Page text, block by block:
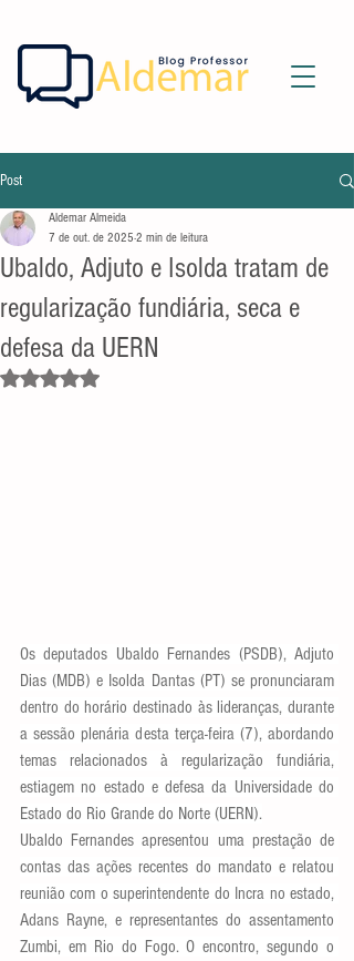
Post
Ubaldo, Adjuto e Isolda tratam de
regularização fundiária, seca e
defesa da UERN
Aldemar Almeida
7 de out. de 2025 2 min de leitura
Avaliado com NaN de 5 estrelas.
Os deputados Ubaldo Fernandes (PSDB), Adjuto
Dias (MDB) e Isolda Dantas (PT) se pronunciaram
dentro do horário destinado às lideranças, durante
a sessão plenária desta terça-feira (7), abordando
temas relacionados à regularização fundiária,
estiagem no estado e defesa da Universidade do
Estado do Rio Grande do Norte (UERN).
Ubaldo Fernandes apresentou uma prestação de
contas das ações recentes do mandato e relatou
reunião com o superintendente do Incra no estado,
Adans Rayne, e representantes do assentamento
Zumbi, em Rio do Fogo. O encontro, segundo o